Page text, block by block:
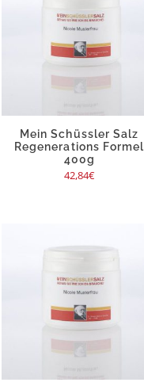
Mein Schüssler Salz
Regenerations Formel
400g
42,84€